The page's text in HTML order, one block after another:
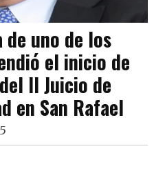
uno de los
el inicio de
II Juicio de
en San Rafael